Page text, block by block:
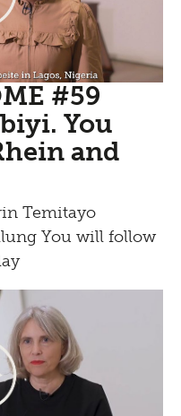
#59
You
and
Temitayo
You will follow